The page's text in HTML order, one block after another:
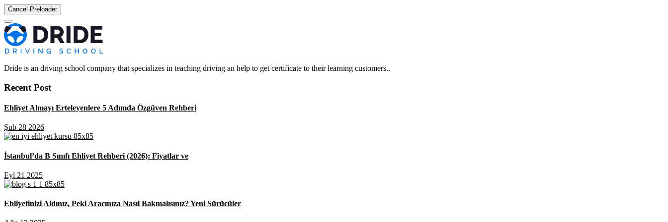
Cancel Preloader
Dride is an driving school company that specializes in teaching driving an help to get certificate to their learning customers..
Recent Post
Ehliyet Almayı Erteleyenlere 5 Adımda Özgüven Rehberi
Şub 28 2026
İstanbul’da B Sınıfı Ehliyet Rehberi (2026): Fiyatlar ve
Eyl 21 2025
Ehliyetinizi Aldınız, Peki Aracınıza Nasıl Bakmalısınız? Yeni Sürücüler